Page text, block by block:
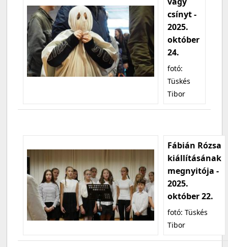
csínyt -
2025.
október
24.
fotó:
Tüskés
Tibor
Fábián Rózsa
kiállításának
megnyitója -
2025.
október 22.
fotó: Tüskés
Tibor